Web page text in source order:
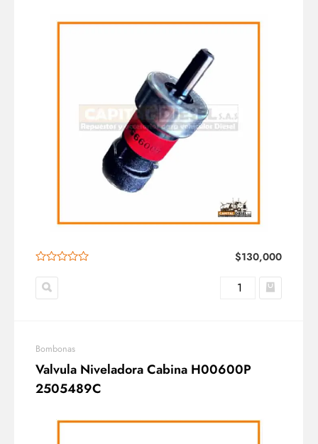
$130,000
Bombonas
Valvula Niveladora Cabina H00600P
2505489C